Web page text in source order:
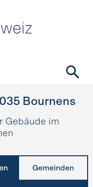
Bournens
Gebäude im
Gemeinden